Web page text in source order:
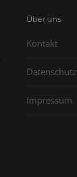
Über uns
Kontakt
Datenschutz
Impressum